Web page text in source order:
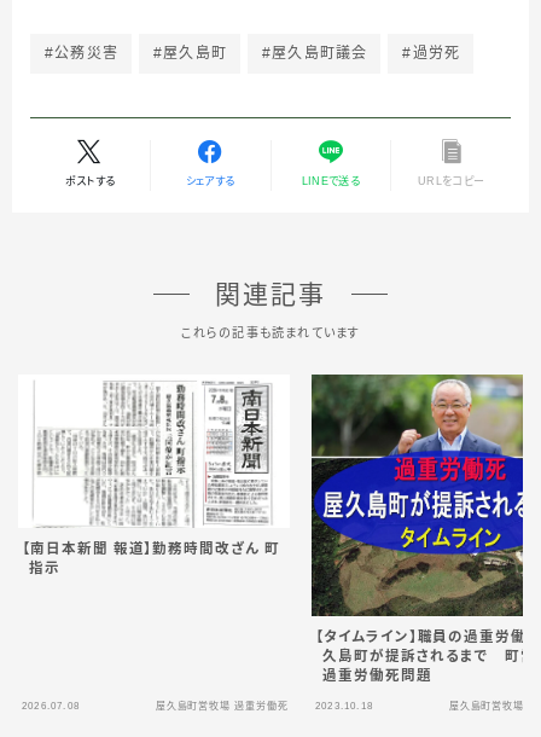
#公務災害 #屋久島町 #屋久島町議会 #過労死
ポストする シェアする LINEで送る URLをコピー
関連記事
これらの記事も読まれています
【南日本新聞 報道】勤務時間改ざん 町
指示
2026.07.08 屋久島町営牧場 過重労働死
【タイムライン】職員の過重労働
久島町が提訴されるまで 町営
過重労働死問題
2023.10.18 屋久島町営牧場 過